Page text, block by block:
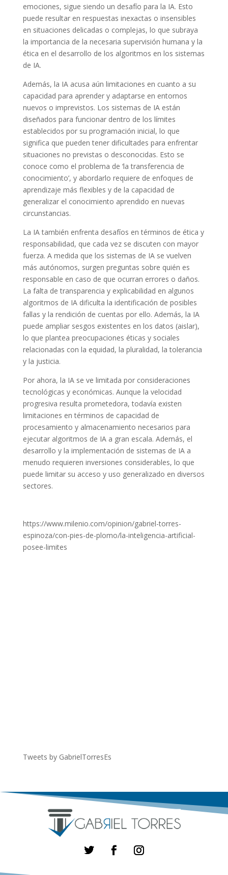
emociones, sigue siendo un desafío para la IA. Esto
puede resultar en respuestas inexactas o insensibles
en situaciones delicadas o complejas, lo que subraya
la importancia de la necesaria supervisión humana y la
ética en el desarrollo de los algoritmos en los sistemas
de IA.
Además, la IA acusa aún limitaciones en cuanto a su
capacidad para aprender y adaptarse en entornos
nuevos o imprevistos. Los sistemas de IA están
diseñados para funcionar dentro de los límites
establecidos por su programación inicial, lo que
significa que pueden tener dificultades para enfrentar
situaciones no previstas o desconocidas. Esto se
conoce como el problema de ‘la transferencia de
conocimiento’, y abordarlo requiere de enfoques de
aprendizaje más flexibles y de la capacidad de
generalizar el conocimiento aprendido en nuevas
circunstancias.
La IA también enfrenta desafíos en términos de ética y
responsabilidad, que cada vez se discuten con mayor
fuerza. A medida que los sistemas de IA se vuelven
más autónomos, surgen preguntas sobre quién es
responsable en caso de que ocurran errores o daños.
La falta de transparencia y explicabilidad en algunos
algoritmos de IA dificulta la identificación de posibles
fallas y la rendición de cuentas por ello. Además, la IA
puede ampliar sesgos existentes en los datos (aislar),
lo que plantea preocupaciones éticas y sociales
relacionadas con la equidad, la pluralidad, la tolerancia
y la justicia.
Por ahora, la IA se ve limitada por consideraciones
tecnológicas y económicas. Aunque la velocidad
progresiva resulta prometedora, todavía existen
limitaciones en términos de capacidad de
procesamiento y almacenamiento necesarios para
ejecutar algoritmos de IA a gran escala. Además, el
desarrollo y la implementación de sistemas de IA a
menudo requieren inversiones considerables, lo que
puede limitar su acceso y uso generalizado en diversos
sectores.
https://www.milenio.com/opinion/gabriel-torres-
espinoza/con-pies-de-plomo/la-inteligencia-artificial-
posee-limites
Tweets by GabrielTorresEs